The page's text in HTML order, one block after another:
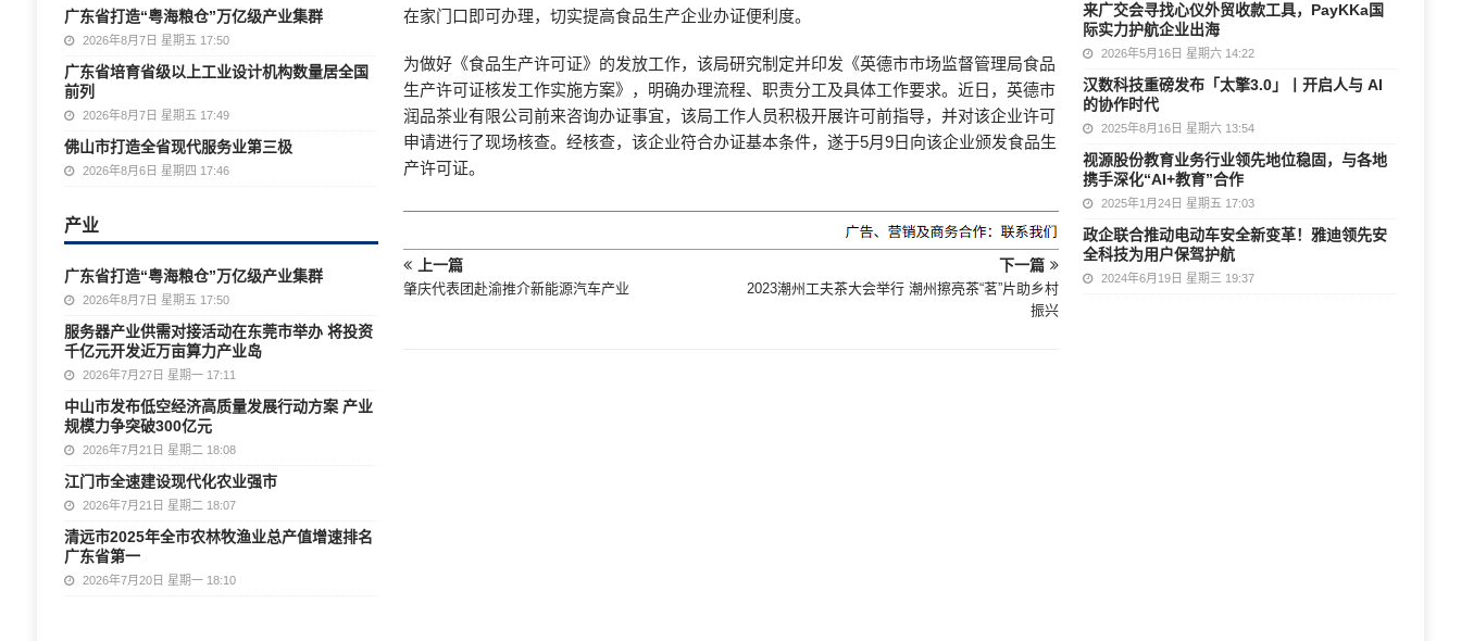
在家门口即可办理，切实提高食品生产企业办证便利度。
为做好《食品生产许可证》的发放工作，该局研究制定并印发《英德市市场监督管理局食品
生产许可证核发工作实施方案》，明确办理流程、职责分工及具体工作要求。近日，英德市
润品茶业有限公司前来咨询办证事宜，该局工作人员积极开展许可前指导，并对该企业许可
申请进行了现场核查。经核查，该企业符合办证基本条件，遂于5月9日向该企业颁发食品生
产许可证。
上一篇
肇庆代表团赴渝推介新能源汽车产业
下一篇
2023潮州工夫茶大会举行 潮州擦亮茶“茗”片助乡村
振兴
广东省打造“粤海粮仓”万亿级产业集群
2026年8月7日 星期五 17:50
广东省培育省级以上工业设计机构数量居全国
前列
2026年8月7日 星期五 17:49
佛山市打造全省现代服务业第三极
2026年8月6日 星期四 17:46
产业
广东省打造“粤海粮仓”万亿级产业集群
2026年8月7日 星期五 17:50
服务器产业供需对接活动在东莞市举办 将投资
千亿元开发近万亩算力产业岛
2026年7月27日 星期一 17:11
中山市发布低空经济高质量发展行动方案 产业
规模力争突破300亿元
2026年7月21日 星期二 18:08
江门市全速建设现代化农业强市
2026年7月21日 星期二 18:07
清远市2025年全市农林牧渔业总产值增速排名
广东省第一
2026年7月20日 星期一 18:10
来广交会寻找心仪外贸收款工具，PayKKa国
际实力护航企业出海
2026年5月16日 星期六 14:22
汉数科技重磅发布「太擎3.0」丨开启人与 AI
的协作时代
2025年8月16日 星期六 13:54
视源股份教育业务行业领先地位稳固，与各地
携手深化“AI+教育”合作
2025年1月24日 星期五 17:03
政企联合推动电动车安全新变革！雅迪领先安
全科技为用户保驾护航
2024年6月19日 星期三 19:37